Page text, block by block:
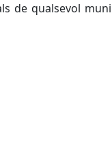
de qualsevol